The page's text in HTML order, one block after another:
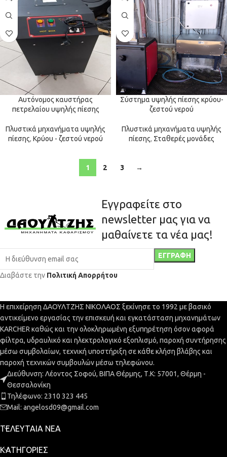
Αυτόνομος καυστήρας
πετρελαίου υψηλής πίεσης
Πλυστικά μηχανήματα υψηλής
πίεσης, Κρύου - ζεστού νερού
Σύστημα υψηλής πίεσης κρύου-
ζεστού νερού
Πλυστικά μηχανήματα υψηλής
πίεσης, Σταθερές μονάδες
1 2 3 →
Εγγραφείτε στο
newsletter μας για να
μαθαίνετε τα νέα μας!
Διαβάστε την Πολιτική Απορρήτου
Η επιχείρηση ΔΑΟΥΛΤΖΗΣ ΝΙΚΟΛΑΟΣ ξεκίνησε το 1992 με βασικό
αντικείμενο εργασίας την επισκευή και εγκατάσταση μηχανημάτων
KARCHER καθώς και την ολοκληρωμένη εξυπηρέτηση όσον αφορά
φίλτρα, υδραυλικό και ηλεκτρολογικό εξοπλισμό, παροχή συντήρησης
μέσω συμβολαίων, τεχνική υποστήριξη σε κάθε κλήση βλάβης και
παροχή τεχνικών συμβουλών μέσω τηλεφώνου.
Διεύθυνση: Λέοντος Σοφού, ΒΙΠΑ Θέρμης, Τ.Κ: 57001, Θέρμη -
Θεσσαλονίκη
Τηλέφωνο: 2310 323 445
Mail: angelosd09@gmail.com
ΤΕΛΕΥΤΑΊΑ ΝΈΑ
ΚΑΤΗΓΟΡΊΕΣ